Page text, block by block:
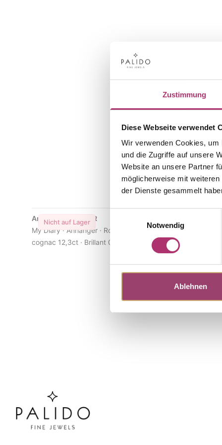
Zustimmung
Diese Webseite verwendet
Wir verwenden Cookies,
und die Zugriffe auf unsere
Website an unsere Partner
möglicherweise mit
der Dienste gesammelt
Notwendig
Ablehnen
Nicht auf Lager
Anhänger · S5085R
My Diary · Anhänger · Rotgold 750 · Quarz
cognac 12,3ct · Brillant 0,25ct H/SI
My Diary ·
cognac